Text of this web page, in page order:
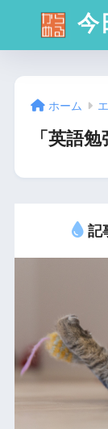
今
ホーム
「英語
記